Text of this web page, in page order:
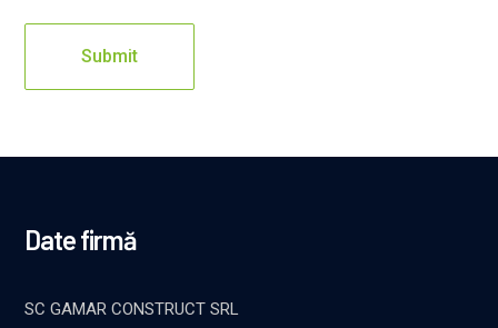
Date firmă
SC GAMAR CONSTRUCT SRL